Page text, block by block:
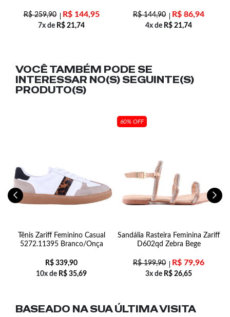
R$259,90 R$144,95
7x de R$ 21,74
R$144,90 R$ 86,94
4x de R$ 21,74
VOCÊ TAMBÉM PODE SE
INTERESSAR NO(S) SEGUINTE(S)
PRODUTO(S)
Tênis Zariff Feminino Casual
5272.11395 Branco/Onça
R$ 339,90
10x de R$ 35,69
60% OFF
Sandália Rasteira Feminina Zariff
D602qd Zebra Bege
R$199,90 R$ 79,96
3x de R$ 26,65
BASEADO NA SUAÚLTIMA VISITA